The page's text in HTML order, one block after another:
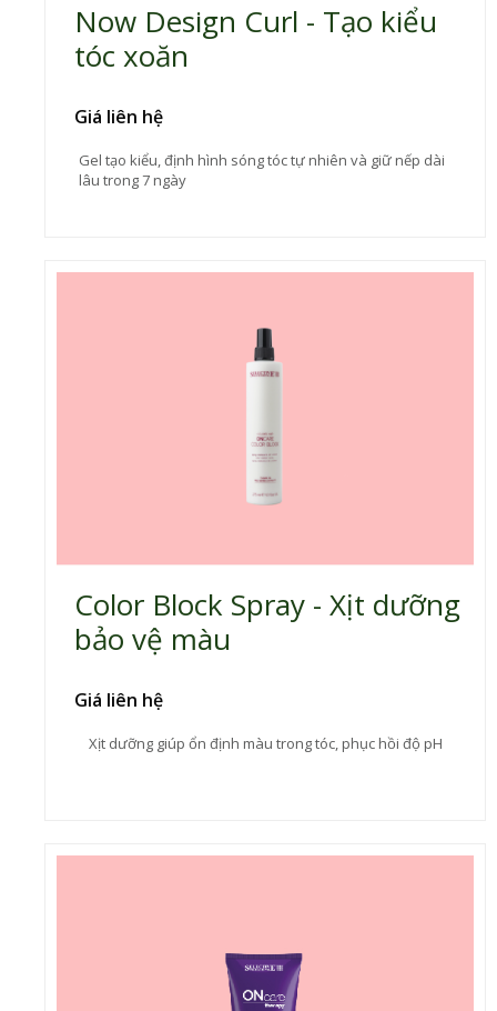
Now Design Curl - Tạo kiểu
tóc xoăn
Giá liên hệ
Gel tạo kiểu, định hình sóng tóc tự nhiên và giữ nếp dài
lâu trong 7 ngày
Color Block Spray - Xịt dưỡng
bảo vệ màu
Giá liên hệ
Xịt dưỡng giúp ổn định màu trong tóc, phục hồi độ pH